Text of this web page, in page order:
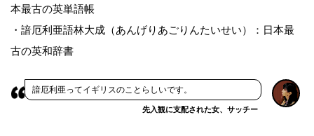
本最古の英単語帳
・諳厄利亜語林大成（あんげりあごりんたいせい）：日本最
古の英和辞書
諳厄利亜ってイギリスのことらしいです。
先入観に支配された女、サッチー